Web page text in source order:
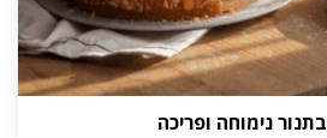
נימוחה ופריכה